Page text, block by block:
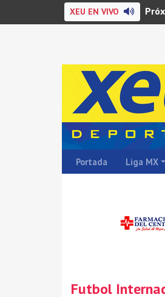
XEU EN VIVO
Portada Liga MX
Futbol